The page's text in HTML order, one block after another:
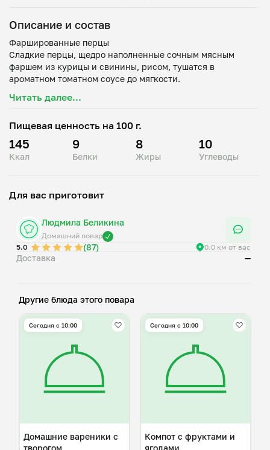
Описание и состав
Фаршированные перцы
Сладкие перцы, щедро наполненные сочным мясным
фаршем из курицы и свинины, рисом, тушатся в
ароматном томатном соусе до мягкости.
Настоящее домашнее блюдо — сытное, тёплое и очень
Читать далее...
Пищевая ценность на 100 г.
145
Ккал
9
Белки
8
Жиры
10
Углеводы
Для вас приготовит
Людмила Беликина
Домашний повар
5.0
(87) 0.0 км от вас
Доставка —
Другие блюда этого повара
Сегодня с 10:00
Домашние вареники с
творогом
Сегодня с 10:00
Компот с фруктами и
ягодами